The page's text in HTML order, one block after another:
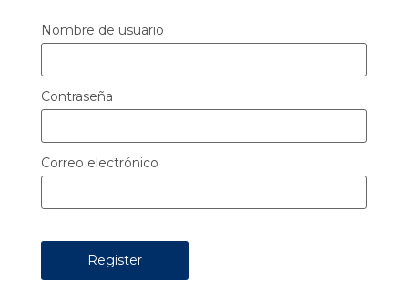
Nombre de usuario
Contraseña
Correo electrónico